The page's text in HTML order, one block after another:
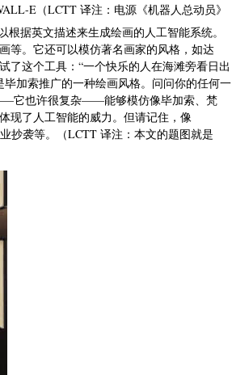
E（LCTT 译注：电源《机器人总动员》
据英文描述来生成绘画的人工智能系统。
等。它还可以模仿著名画家的风格，如达
了这个工具：“一个快乐的人在海滩旁看日出
加索推广的一种绘画风格。问问你的任何一
它也许很复杂——能够模仿像毕加索、梵
现了人工智能的威力。但请记住，像
抄袭等。（LCTT 译注：本文的题图就是